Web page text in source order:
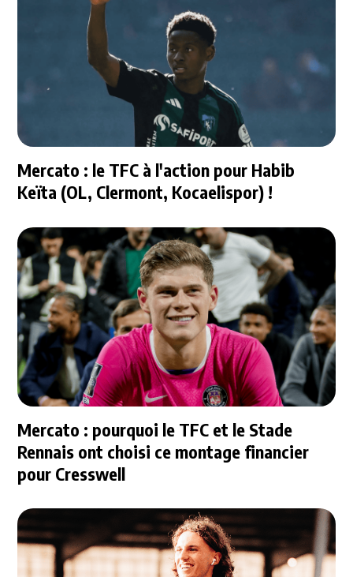
Mercato : le TFC à l'action pour Habib
Keïta (OL, Clermont, Kocaelispor) !
Mercato : pourquoi le TFC et le Stade
Rennais ont choisi ce montage financier
pour Cresswell